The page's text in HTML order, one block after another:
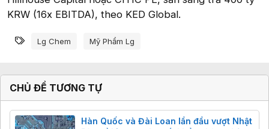
KRW (16x EBITDA), theo KED Global.
Từ khóa
Lg Chem Mỹ Phẩm Lg
CHỦ ĐỀ TƯƠNG TỰ
Hàn Quốc và Đài Loan lần đầu vượt Nhật